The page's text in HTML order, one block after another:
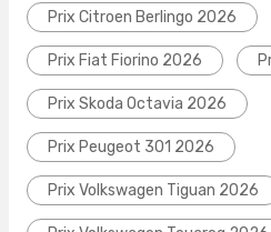
Prix Citroen Berlingo 2026
Prix Fiat Fiorino 2026
Prix Skoda Octavia 2026
Prix Peugeot 301 2026
Prix Volkswagen Tiguan 2026